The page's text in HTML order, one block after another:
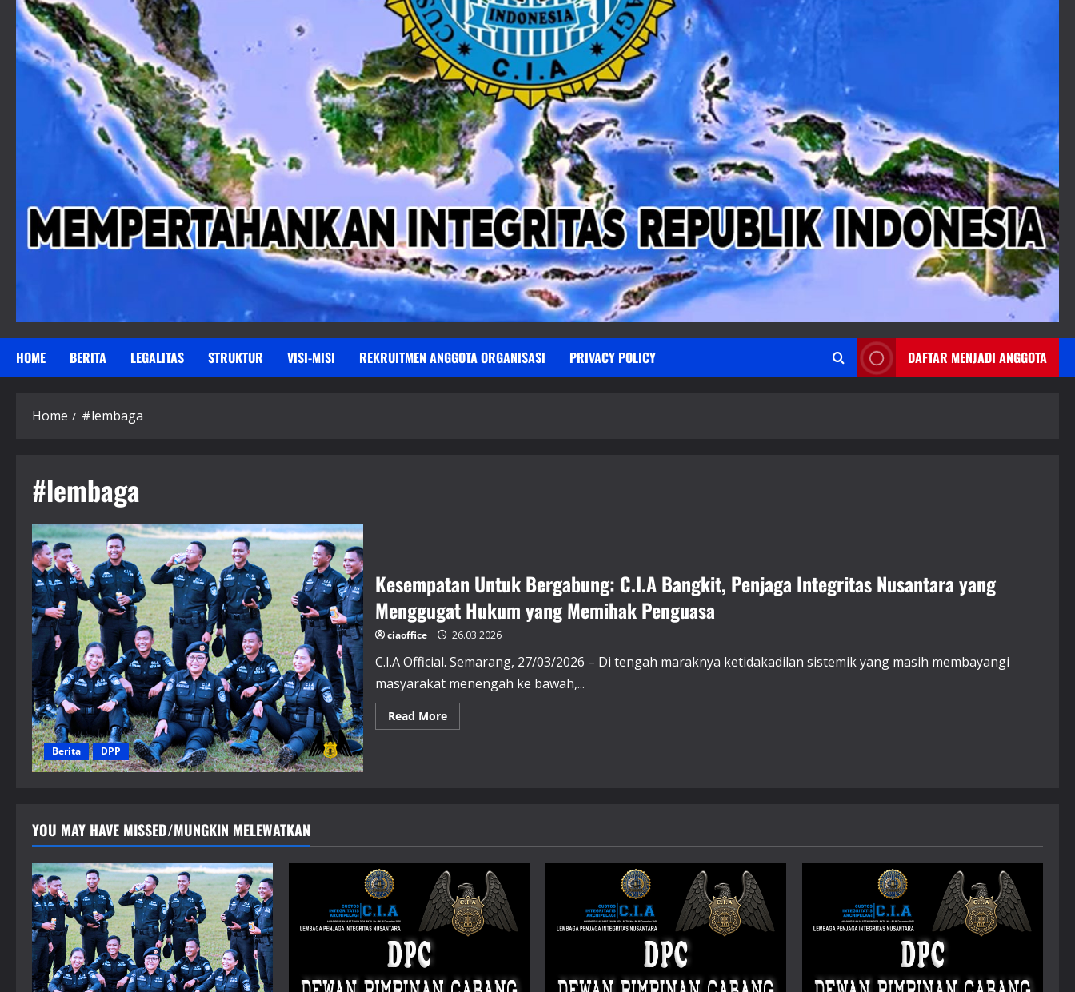
HOME BERITA LEGALITAS STRUKTUR VISI-MISI REKRUITMEN ANGGOTA ORGANISASI PRIVACY POLICY DAFTAR MENJADI ANGGOTA
Home #lembaga
#lembaga
Berita DPP
Kesempatan Untuk Bergabung: C.I.A Bangkit, Penjaga Integritas Nusantara yang
Menggugat Hukum yang Memihak Penguasa
ciaoffice 26.03.2026
C.I.A Official. Semarang, 27/03/2026 – Di tengah maraknya ketidakadilan sistemik yang masih membayangi
masyarakat menengah ke bawah,...
Read MoreRead
more
Menggugat
Hukum
yang
Memihak
Penguasa
YOU MAY HAVE MISSED/MUNGKIN MELEWATKAN